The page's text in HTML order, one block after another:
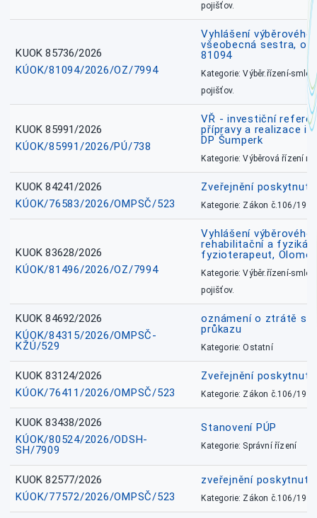
pojišťov.
KUOK 85736/2026
KÚOK/81094/2026/OZ/7994
Vyhlášení
všeobecná sestra,
81094
Kategorie: Výběr.řízení-
pojišťov.
KUOK 85991/2026
KÚOK/85991/2026/PÚ/738
VŘ - investiční
přípravy a realizace
DP Šumperk
Kategorie: Výběrová řízení
KUOK 84241/2026
KÚOK/76583/2026/OMPSČ/523
Zveřejnění
Kategorie: Zákon č.106/1999
KUOK 83628/2026
KÚOK/81496/2026/OZ/7994
Vyhlášení
rehabilitační a
fyzioterapeut,
Kategorie: Výběr.řízení-
pojišťov.
KUOK 84692/2026
KÚOK/84315/2026/OMPSČ-
KŽÚ/529
oznámení o ztrátě
průkazu
Kategorie: Ostatní
KUOK 83124/2026
KÚOK/76411/2026/OMPSČ/523
Zveřejnění
Kategorie: Zákon č.106/1999
KUOK 83438/2026
KÚOK/80524/2026/ODSH-
SH/7909
Stanovení PÚP
Kategorie: Správní řízení
KUOK 82577/2026
KÚOK/77572/2026/OMPSČ/523
zveřejnění
Kategorie: Zákon č.106/1999